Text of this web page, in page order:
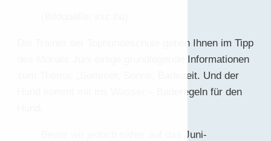
Die Trainer der Tophundeschule geben Ihnen im Tipp
des Monats Juni einige grundlegende Informationen
zum Thema: „Sommer, Sonne, Badezeit. Und der
Hund kommt mit ins Wasser – Baderegeln für den
Bevor wir jedoch näher auf das Juni-